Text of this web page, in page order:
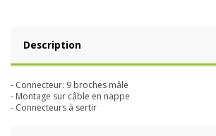
Description
- Connecteur: 9 broches mâle
- Montage sur câble en nappe
- Connecteurs à sertir